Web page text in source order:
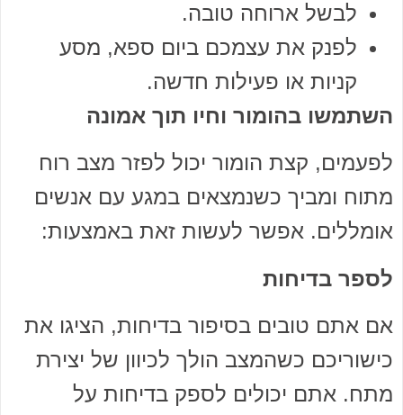
לבשל ארוחה טובה.
לפנק את עצמכם ביום ספא, מסע
קניות או פעילות חדשה.
השתמשו בהומור וחיו תוך אמונה
לפעמים, קצת הומור יכול לפזר מצב רוח
מתוח ומביך כשנמצאים במגע עם אנשים
אומללים. אפשר לעשות זאת באמצעות:
לספר בדיחות
אם אתם טובים בסיפור בדיחות, הציגו את
כישוריכם כשהמצב הולך לכיוון של יצירת
מתח. אתם יכולים לספק בדיחות על